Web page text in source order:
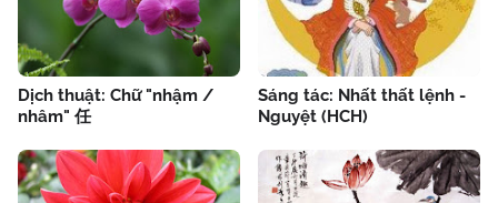
Dịch thuật: Chữ "nhậm /
nhâm" 任
Sáng tác: Nhất thất lệnh -
Nguyệt (HCH)